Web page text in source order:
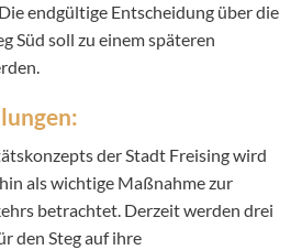
endgültige Entscheidung über die
Süd soll zu einem späteren
der Stadt Freising wird
als wichtige Maßnahme zur
betrachtet. Derzeit werden drei
den Steg auf ihre